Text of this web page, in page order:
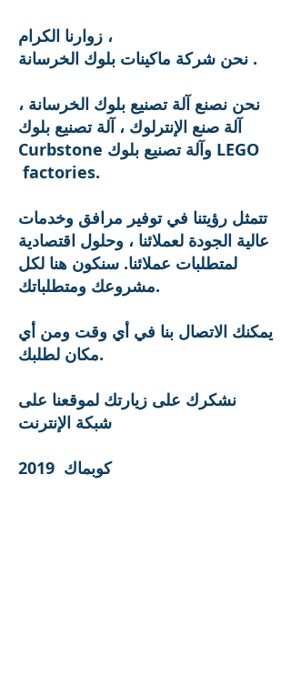
زوارنا الكرام ،
نحن شركة ماكينات بلوك الخرسانة .
نحن نصنع آلة تصنيع بلوك الخرسانة ،
آلة صنع الإنترلوك ، آلة تصنيع بلوك
Curbstone وآلة تصنيع بلوك LEGO
factories.
تتمثل رؤيتنا في توفير مرافق وخدمات
عالية الجودة لعملائنا ، وحلول اقتصادية
لمتطلبات عملائنا. سنكون هنا لكل
مشروعك ومتطلباتك.
يمكنك الاتصال بنا في أي وقت ومن أي
مكان لطلبك.
نشكرك على زيارتك لموقعنا على
شبكة الإنترنت
كوبماك 2019